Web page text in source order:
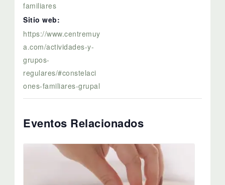
familiares
Sitio web:
https://www.centremuy
a.com/actividades-y-
grupos-
regulares/#constelaci
ones-familiares-grupal
Eventos Relacionados